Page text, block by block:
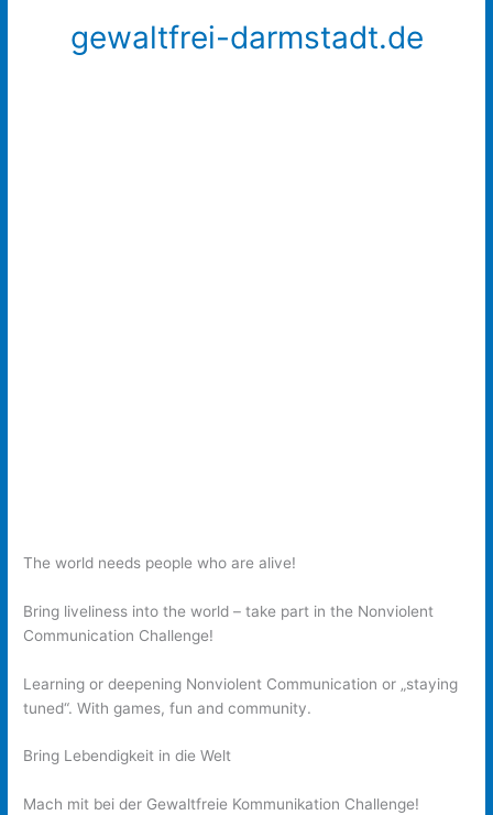
​gewaltfrei-darmstadt.de
The world needs people who are alive!
Bring liveliness into the world – take part in the Nonviolent
Communication Challenge!
Learning or deepening Nonviolent Communication or „staying
tuned“. With games, fun and community.
Bring Lebendigkeit in die Welt
Mach mit bei der Gewaltfreie Kommunikation Challenge!